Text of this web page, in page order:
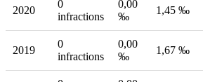
2020
0
infractions
0,00
‰
1,45 ‰
2019
0
infractions
0,00
‰
1,67 ‰